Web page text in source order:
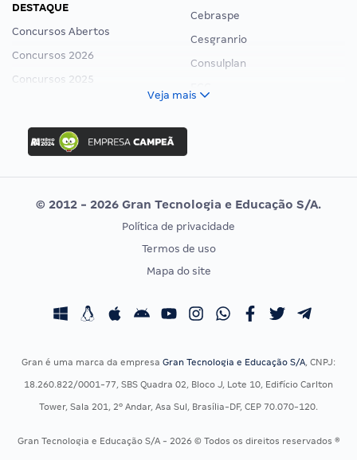
DESTAQUE
Concursos Abertos
Concursos 2026
Concursos 2025
Concurso Ibama
Concurso MPU
Editais publicados
Cebraspe
Cesgranrio
Consulplan
Vunesp
CONCURSOS POR PROFISSÃO
Concursos Fiscais
Concursos Saúde
Residência Multiprofissional
EXAME DE ORDEM
Calendário OAB
Veja mais
© 2012 - 2026 Gran Tecnologia e Educação S/A.
Política de privacidade
Termos de uso
Mapa do site
Gran é uma marca da empresa Gran Tecnologia e Educação S/A, CNPJ:
18.260.822/0001-77, SBS Quadra 02, Bloco J, Lote 10, Edifício Carlton
Tower, Sala 201, 2º Andar, Asa Sul, Brasília-DF, CEP 70.070-120.
Gran Tecnologia e Educação S/A - 2026 © Todos os direitos reservados ®